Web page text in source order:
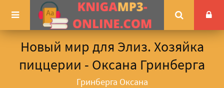
Новый мир для Элиз. Хозяйка
пиццерии - Оксана Гринберга
Гринберга Оксана